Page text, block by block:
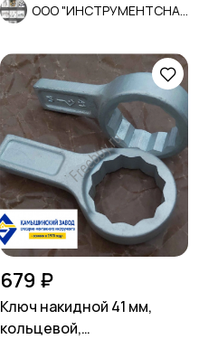
679 ₽
Ключ накидной 41 мм,
кольцевой,